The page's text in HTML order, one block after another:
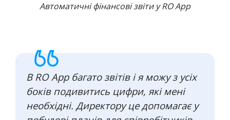
Автоматичні фінансові звіти у RO App
В RO App багато звітів і я можу з усіх
боків подивитись цифри, які мені
необхідні. Директору це допомагає у